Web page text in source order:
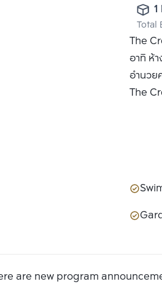
Total
The
อาทิ ห้
อำนวย
The
are new program